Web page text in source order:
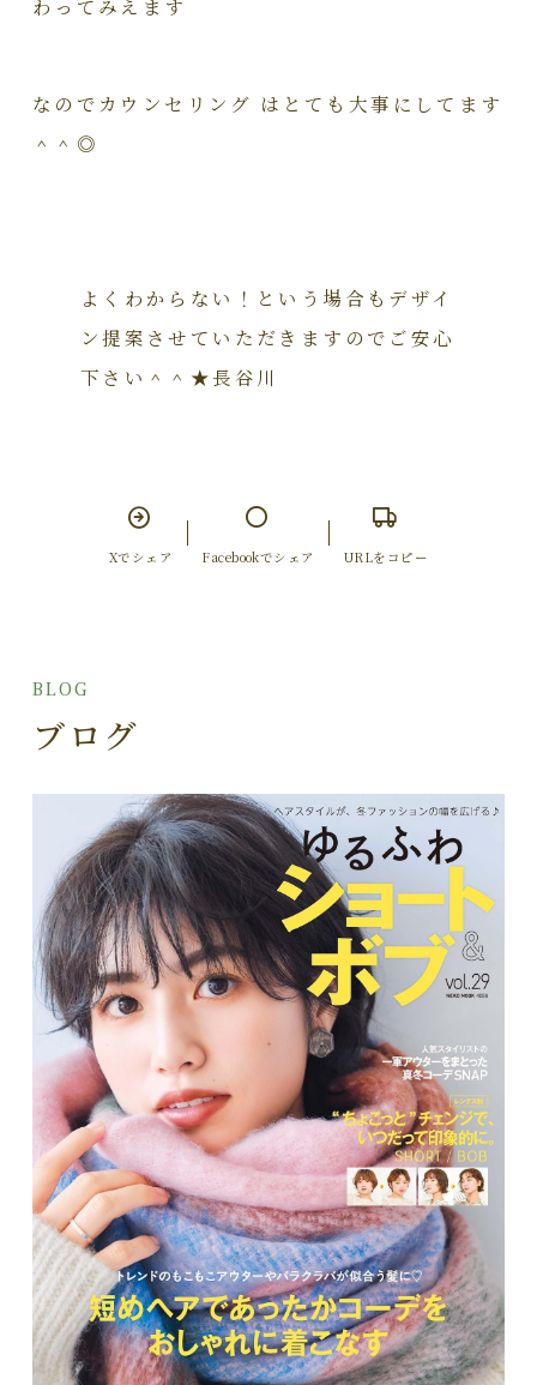
わってみえます
なのでカウンセリング はとても大事にしてます
＾＾◎
よくわからない！という場合もデザイ
ン提案させていただきますのでご安心
下さい＾＾★長谷川
Xでシェア Facebookでシェア URLをコピー
BLOG
ブログ